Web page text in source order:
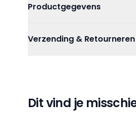
Productgegevens
Artikelnummer
Categorieën
Verzending & Retourneren
Gratis afhalen in onze winkel
Dit vind je